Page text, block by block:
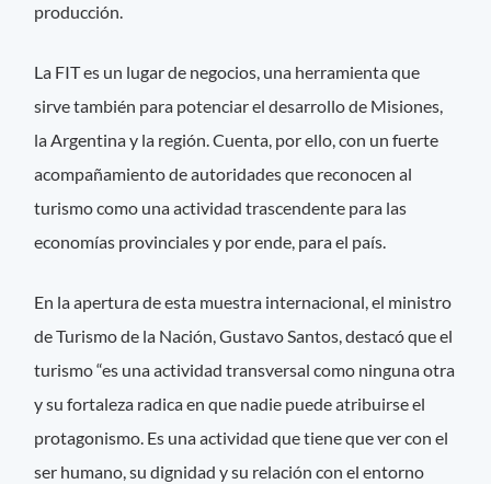
producción.
La FIT es un lugar de negocios, una herramienta que
sirve también para potenciar el desarrollo de Misiones,
la Argentina y la región. Cuenta, por ello, con un fuerte
acompañamiento de autoridades que reconocen al
turismo como una actividad trascendente para las
economías provinciales y por ende, para el país.
En la apertura de esta muestra internacional, el ministro
de Turismo de la Nación, Gustavo Santos, destacó que el
turismo “es una actividad transversal como ninguna otra
y su fortaleza radica en que nadie puede atribuirse el
protagonismo. Es una actividad que tiene que ver con el
ser humano, su dignidad y su relación con el entorno